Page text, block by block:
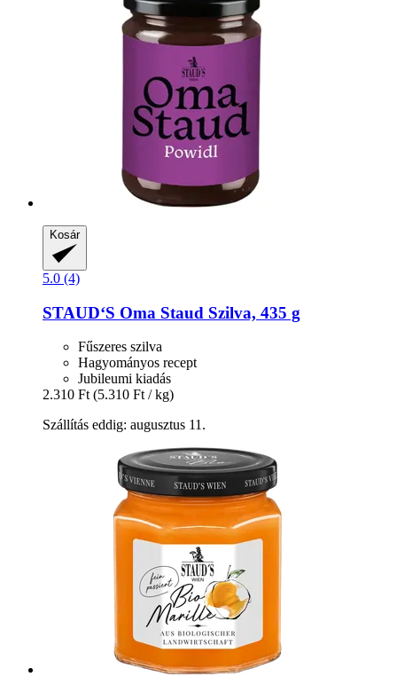
Kosár
5.0 (4)
STAUD‘S Oma Staud Szilva, 435 g
Fűszeres szilva
Hagyományos recept
Jubileumi kiadás
2.310 Ft (5.310 Ft / kg)
Szállítás eddig: augusztus 11.